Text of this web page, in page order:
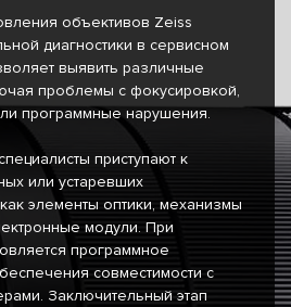
объективов Zeiss
диагностики в сервисном
выявить различные
проблемы с фокусировкой,
программные нарушения.
приступают к
или устаревших
элементы оптики, механизмы
модули. При
программное
совместимости с
Заключительный этап